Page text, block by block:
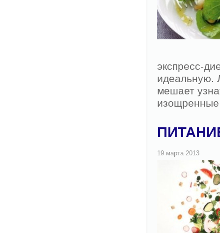
экспресс-
идеальную.
мешает